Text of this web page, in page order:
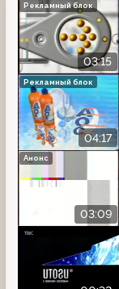
03:15
Рекламный блок
04:17
Рекламный блок
03:09
Анонс